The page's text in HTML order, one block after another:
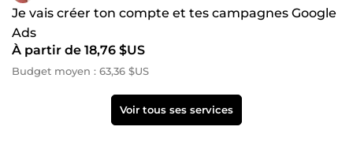
Je vais créer ton compte et tes campagnes Google
Ads
À partir de 18,76 $US
Budget moyen : 63,36 $US
Voir tous ses services